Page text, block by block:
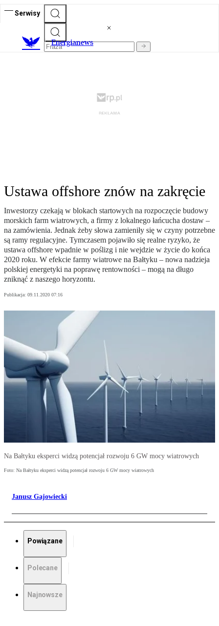
Serwisy
Energianews
Ustawa offshore znów na zakręcie
Inwestorzy czekają w blokach startowych na rozpoczęcie budowy
morskich farm wiatrowych, a firmy z lokalnego łańcucha dostaw –
na zamówienia. Jednak żeby słowa zamieniły się w czyny potrzebne
są ramy regulacyjne. Tymczasem pojawiło się realne ryzyko, że
ustawa offshore wpadnie w poślizg i nie wejdzie w życie do końca
2020 roku. W efekcie farmy wiatrowe na Bałtyku – nowa nadzieja
polskiej energetyki na poprawę rentowności – mogą na długo
zniknąć z naszego horyzontu.
Publikacja: 09.11.2020 07:16
Na Bałtyku eksperci widzą potencjał rozwoju 6 GW mocy wiatrowych
Foto: Na Bałtyku eksperci widzą potencjał rozwoju 6 GW mocy wiatrowych
Janusz Gajowiecki
Powiązane
Polecane
Najnowsze